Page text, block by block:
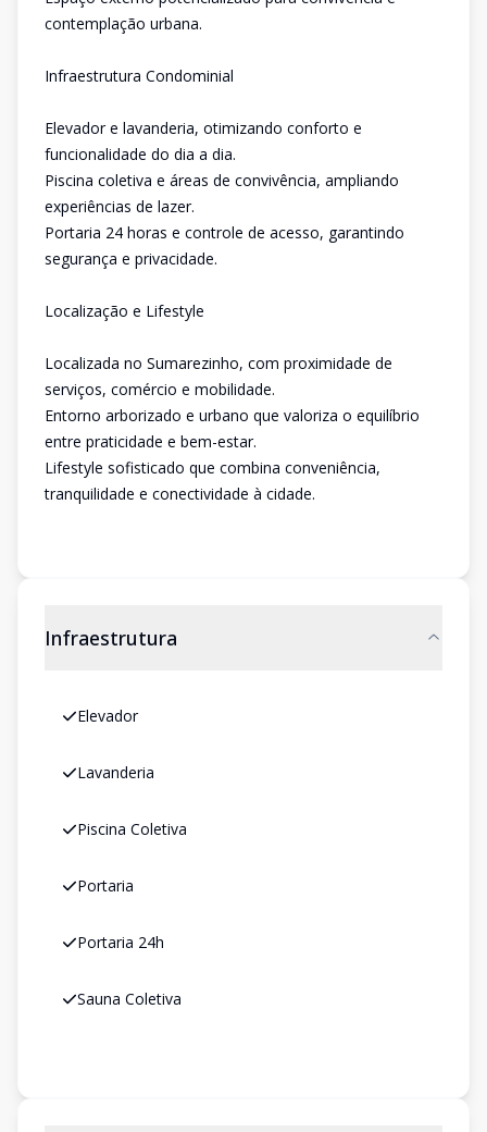
contemplação urbana.
Infraestrutura Condominial
Elevador e lavanderia, otimizando conforto e
funcionalidade do dia a dia.
Piscina coletiva e áreas de convivência, ampliando
experiências de lazer.
Portaria 24 horas e controle de acesso, garantindo
segurança e privacidade.
Localização e Lifestyle
Localizada no Sumarezinho, com proximidade de
serviços, comércio e mobilidade.
Entorno arborizado e urbano que valoriza o equilíbrio
entre praticidade e bem-estar.
Lifestyle sofisticado que combina conveniência,
tranquilidade e conectividade à cidade.
Infraestrutura
Elevador
Lavanderia
Piscina Coletiva
Portaria
Portaria 24h
Sauna Coletiva